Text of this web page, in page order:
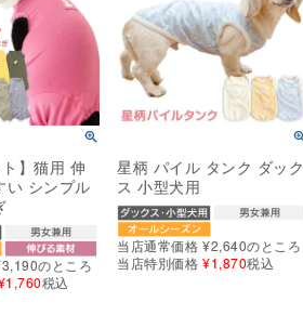
ト】猫用 伸
い シンプル
3,190のところ
1,760税込
星柄 パイル タンク ダック
ス 小型犬用
当店通常価格 ¥2,640のところ
当店特別価格 ¥1,870税込